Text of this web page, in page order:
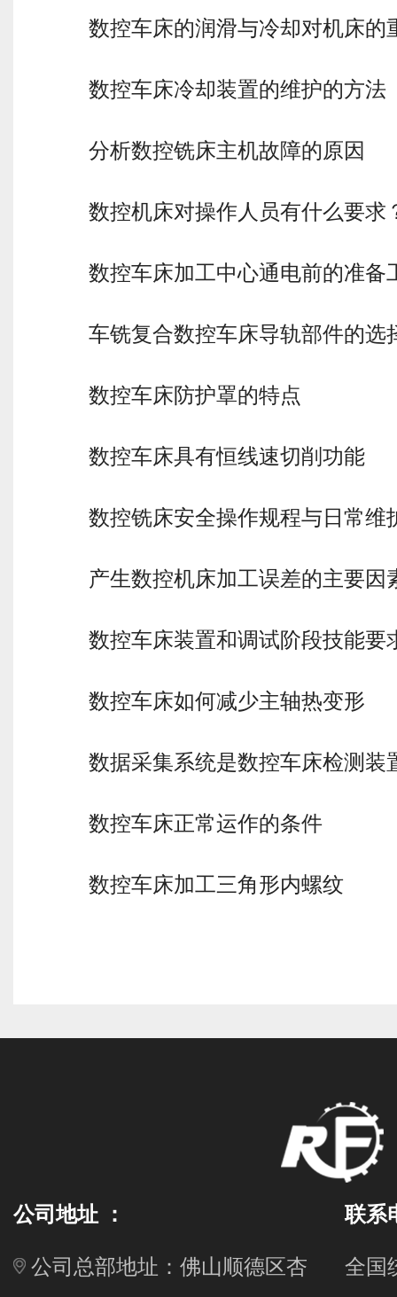
数控车床的润滑与冷却对机床
数控车床冷却装置的维护的方法
分析数控铣床主机故障的原因
数控机床对操作人员有什么要求
数控车床加工中心通电前的准
车铣复合数控车床导轨部件的
数控车床防护罩的特点
数控车床具有恒线速切削功能
数控铣床安全操作规程与日常
产生数控机床加工误差的主要
数控车床装置和调试阶段技能
数控车床如何减少主轴热变形
数据采集系统是数控车床检测
数控车床正常运作的条件
数控车床加工三角形内螺纹
公司地址 ：
公司总部地址：佛山顺德区杏
联系
全国